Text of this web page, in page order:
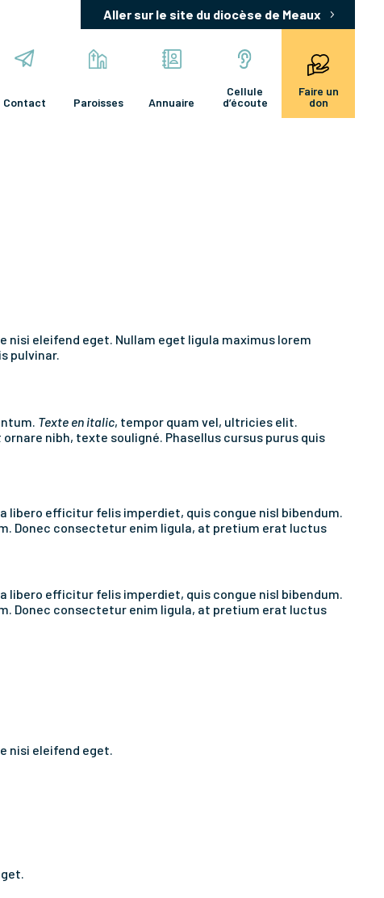
Aller sur le site du diocèse de Meaux
Contact Paroisses Annuaire
Cellule
d’écoute
Faire un
don
eleifend eget. Nullam eget ligula maximus lorem
pulvinar.
Texte en italic, tempor quam vel, ultricies elit.
nibh, texte souligné. Phasellus cursus purus quis
libero efficitur felis imperdiet, quis congue nisl bibendum.
Donec consectetur enim ligula, at pretium erat luctus
libero efficitur felis imperdiet, quis congue nisl bibendum.
Donec consectetur enim ligula, at pretium erat luctus
nisi eleifend eget.